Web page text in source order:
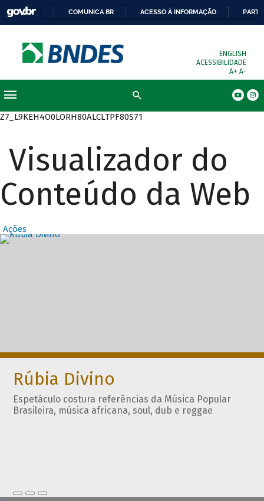
COMUNICA BR ACESSO À INFORMAÇÃO
ENGLISH
ACESSIBILIDADE
A+ A-
Z7_L9KEH4O0LORH80ALCLTPF80S71
Visualizador do
Conteúdo da Web
Ações
Destaques
Rúbia Divino
Espetáculo costura referências da Música Popular
Brasileira, música africana, soul, dub e reggae